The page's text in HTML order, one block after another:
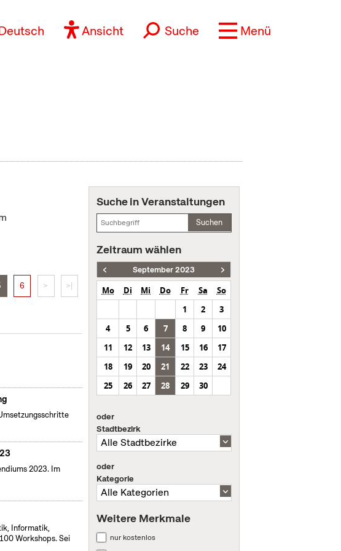
Ansicht Suche Menü
6 > >|
2023. Im
Informatik,
Workshops. Sei
Suche in Veranstaltungen
Suchen
Zeitraum wählen
September 2023
Mo Di Mi Do Fr Sa
So
1
2
3
4
5 6 7 8 9
10
11
12 13 14 15 16
17
18
19 20 21 22 23
24
25
26 27 28 29 30
oder
Stadtbezirk
oder
Kategorie
Weitere Merkmale
nur kostenlos